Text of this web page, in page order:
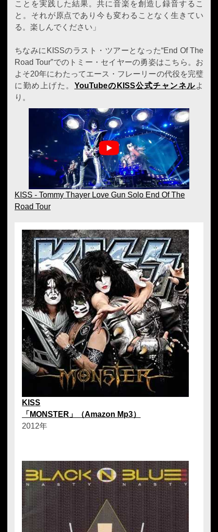
ことを実践した結果。共に音楽を創造し録音するこ
と。それが原点であり今も変わることなく生きてい
る。楽しんでください」
ちなみにKISSのラスト・ツアーとなった“End Of The
Road Tour”でのトミー・セイヤーの勇姿はこちら。お
よそ20年にわたってエース・フレーリーの代役を完璧
に勤め上げた。 YouTubeのKISS公式チャンネルよ
り。
KISS - Tommy Thayer Love Gun Solo End Of The
Road Tour
KISS
「MONSTER」（Amazon Mp3）
2012年